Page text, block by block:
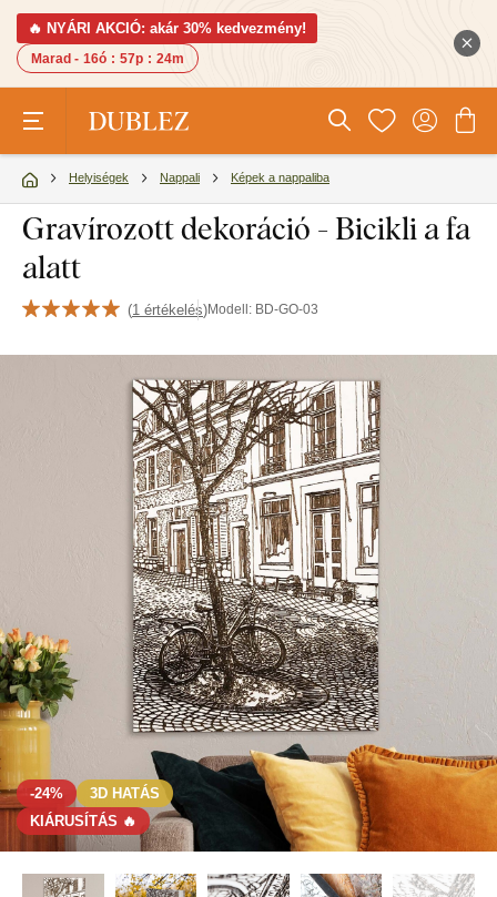
🔥 NYÁRI AKCIÓ: akár 30% kedvezmény!
Marad - 16ó : 57p : 23m
Helyiségek Nappali Képek a nappaliba
Gravírozott dekoráció - Bicikli a fa
alatt
(1 értékelés)Modell: BD-GO-03
-24%
3D HATÁS
KIÁRUSÍTÁS 🔥